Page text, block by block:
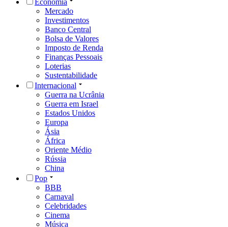
Mercado
Investimentos
Banco Central
Bolsa de Valores
Imposto de Renda
Finanças Pessoais
Loterias
Sustentabilidade
Internacional
Guerra na Ucrânia
Guerra em Israel
Estados Unidos
Europa
Ásia
África
Oriente Médio
Rússia
China
Pop
BBB
Carnaval
Celebridades
Cinema
Música